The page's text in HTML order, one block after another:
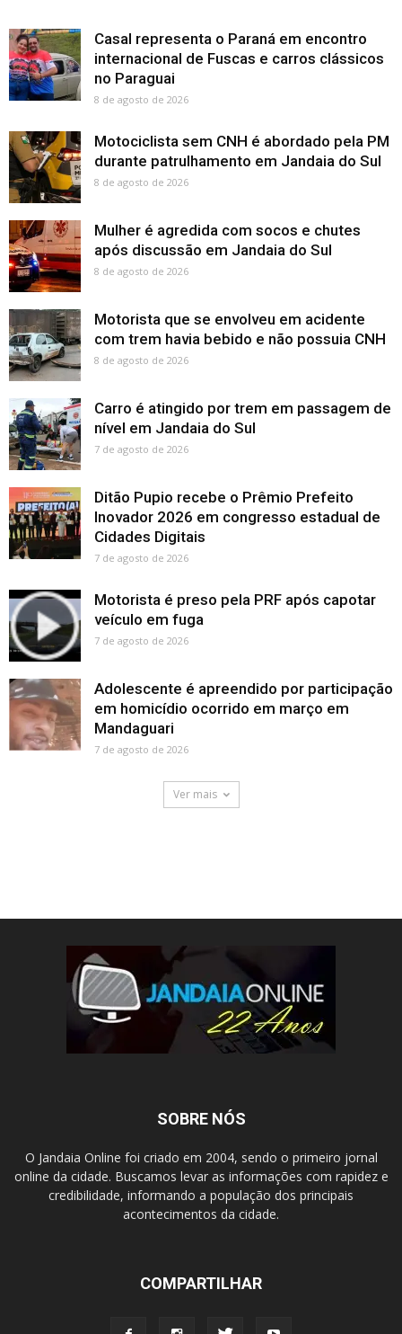
Casal representa o Paraná em encontro
internacional de Fuscas e carros clássicos
no Paraguai
8 de agosto de 2026
Motociclista sem CNH é abordado pela PM
durante patrulhamento em Jandaia do Sul
8 de agosto de 2026
Mulher é agredida com socos e chutes
após discussão em Jandaia do Sul
8 de agosto de 2026
Motorista que se envolveu em acidente
com trem havia bebido e não possuia CNH
8 de agosto de 2026
Carro é atingido por trem em passagem de
nível em Jandaia do Sul
7 de agosto de 2026
Ditão Pupio recebe o Prêmio Prefeito
Inovador 2026 em congresso estadual de
Cidades Digitais
7 de agosto de 2026
Motorista é preso pela PRF após capotar
veículo em fuga
7 de agosto de 2026
Adolescente é apreendido por participação
em homicídio ocorrido em março em
Mandaguari
7 de agosto de 2026
Ver mais
SOBRE NÓS
O Jandaia Online foi criado em 2004, sendo o primeiro jornal
online da cidade. Buscamos levar as informações com rapidez e
credibilidade, informando a população dos principais
acontecimentos da cidade.
COMPARTILHAR